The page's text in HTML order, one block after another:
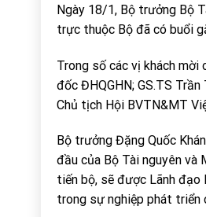
Ngày 18/1, Bộ trưởng Bộ
trực thuộc Bộ đã có buổi
Trong số các vị khách mời
đốc ĐHQGHN; GS.TS
Chủ tịch Hội BVTN&MT
Bộ trưởng Đặng Quốc
đầu của Bộ Tài nguyên
tiến bộ, sẽ được Lãnh đạo
trong sự nghiệp phát triển